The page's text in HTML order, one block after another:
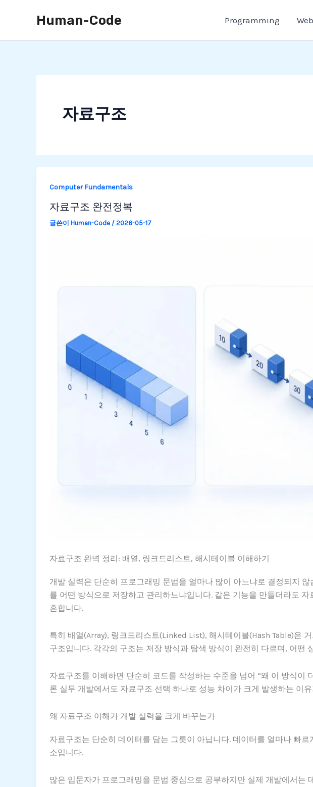
Human-Code Programming
자료구조
Computer Fundamentals
자료구조 완전정복
글쓴이 Human-Code / 2026-05-17
자료구조 완벽 정리: 배열, 링크드리스트, 해시테이블 이해하기
개발 실력은 단순히 프로그래밍 문법을 얼마나 많이 아느냐로 결정되지
를 어떤 방식으로 저장하고 관리하느냐입니다. 같은 기능을 만들더라도
흔합니다.
특히 배열(Array), 링크드리스트(Linked List), 해시테이블(Hash Table)은
구조입니다. 각각의 구조는 저장 방식과 탐색 방식이 완전히 다르며, 어떤
자료구조를 이해하면 단순히 코드를 작성하는 수준을 넘어 “왜 이 방식이
론 실무 개발에서도 자료구조 선택 하나로 성능 차이가 크게 발생하는 이
왜 자료구조 이해가 개발 실력을 크게 바꾸는가
자료구조는 단순히 데이터를 담는 그릇이 아닙니다. 데이터를 얼마나 빠
소입니다.
많은 입문자가 프로그래밍을 문법 중심으로 공부하지만 실제 개발에서는